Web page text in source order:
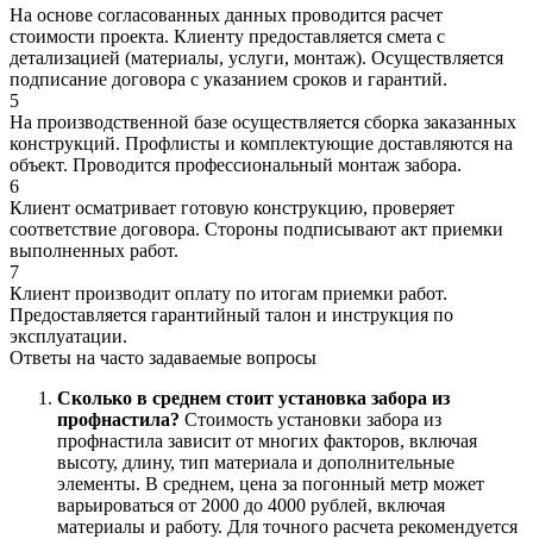
На основе согласованных данных проводится расчет
стоимости проекта. Клиенту предоставляется смета с
детализацией (материалы, услуги, монтаж). Осуществляется
подписание договора с указанием сроков и гарантий.
5
На производственной базе осуществляется сборка заказанных
конструкций. Профлисты и комплектующие доставляются на
объект. Проводится профессиональный монтаж забора.
6
Клиент осматривает готовую конструкцию, проверяет
соответствие договора. Стороны подписывают акт приемки
выполненных работ.
7
Клиент производит оплату по итогам приемки работ.
Предоставляется гарантийный талон и инструкция по
эксплуатации.
Ответы на часто задаваемые вопросы
Сколько в среднем стоит установка забора из
профнастила? Стоимость установки забора из
профнастила зависит от многих факторов, включая
высоту, длину, тип материала и дополнительные
элементы. В среднем, цена за погонный метр может
варьироваться от 2000 до 4000 рублей, включая
материалы и работу. Для точного расчета рекомендуется